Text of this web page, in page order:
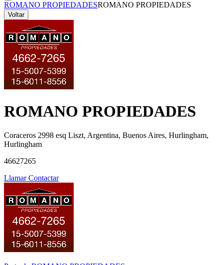
ROMANO PROPIEDADESROMANO PROPIEDADES
Voltar
ROMANO PROPIEDADES
Coraceros 2998 esq Liszt, Argentina, Buenos Aires, Hurlingham,
Hurlingham
46627265
LlamarContactar